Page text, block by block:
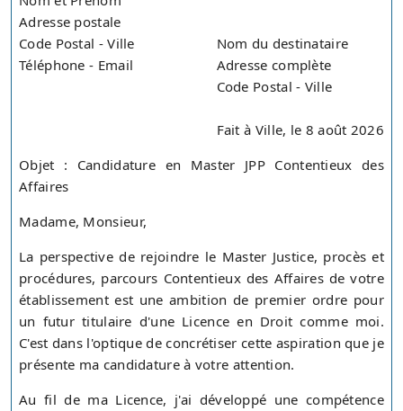
Adresse postale
Code Postal - Ville
Téléphone - Email
Nom du destinataire
Adresse complète
Code Postal - Ville
Fait à Ville, le 8 août 2026
Objet : Candidature en Master JPP Contentieux des
Affaires
Madame, Monsieur,
La perspective de rejoindre le Master Justice, procès et
procédures, parcours Contentieux des Affaires de votre
établissement est une ambition de premier ordre pour
un futur titulaire d'une Licence en Droit comme moi.
C'est dans l'optique de concrétiser cette aspiration que je
présente ma candidature à votre attention.
Au fil de ma Licence, j'ai développé une compétence